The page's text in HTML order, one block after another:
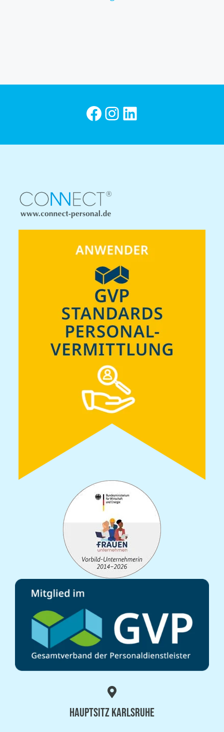
CONNECT Personal bei Facebook
Instagram
CONNECT Personal bei LinkedIn
Hauptsitz Karlsruhe